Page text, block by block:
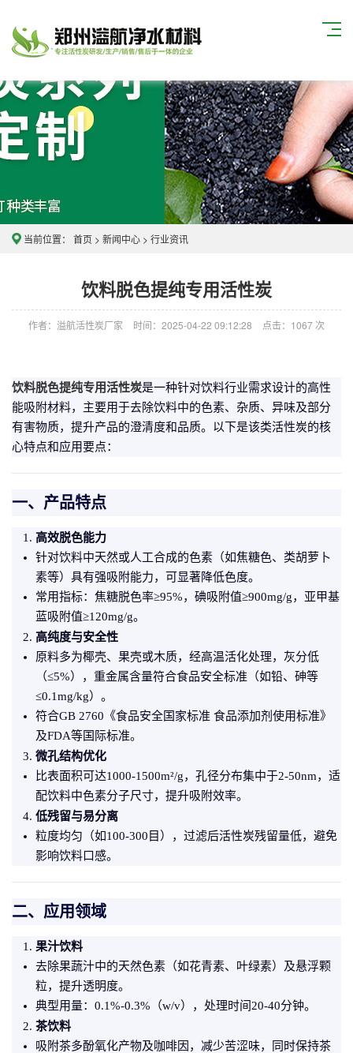
当前位置： 首页 > 新闻中心 > 行业资讯
饮料脱色提纯专用活性炭
作者：溢航活性炭厂家 时间：2025-04-22 09:12:28 点击： 1067 次
饮料脱色提纯专用活性炭是一种针对饮料行业需求设计的高性
能吸附材料，主要用于去除饮料中的色素、杂质、异味及部分
有害物质，提升产品的澄清度和品质。以下是该类活性炭的核
心特点和应用要点：
一、产品特点
高效脱色能力
针对饮料中天然或人工合成的色素（如焦糖色、类胡萝卜
素等）具有强吸附能力，可显著降低色度。
常用指标：焦糖脱色率≥95%，碘吸附值≥900mg/g，亚甲基
蓝吸附值≥120mg/g。
高纯度与安全性
原料多为椰壳、果壳或木质，经高温活化处理，灰分低
（≤5%），重金属含量符合食品安全标准（如铅、砷等
≤0.1mg/kg）。
符合GB 2760《食品安全国家标准 食品添加剂使用标准》
及FDA等国际标准。
微孔结构优化
比表面积可达1000-1500m²/g，孔径分布集中于2-50nm，适
配饮料中色素分子尺寸，提升吸附效率。
低残留与易分离
粒度均匀（如100-300目），过滤后活性炭残留量低，避免
影响饮料口感。
二、应用领域
果汁饮料
去除果蔬汁中的天然色素（如花青素、叶绿素）及悬浮颗
粒，提升透明度。
典型用量：0.1%-0.3%（w/v），处理时间20-40分钟。
茶饮料
吸附茶多酚氧化产物及咖啡因，减少苦涩味，同时保持茶